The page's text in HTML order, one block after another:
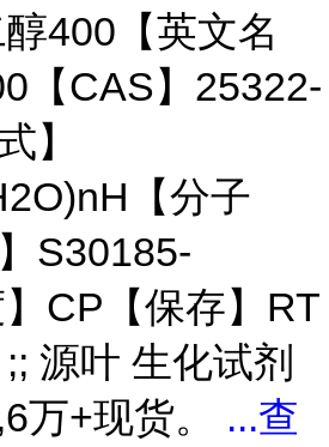
400【英文名
【CAS】25322-
】
【分子
S30185-
CP【保存】RT
源叶 生化试剂
万+现货。 ...查